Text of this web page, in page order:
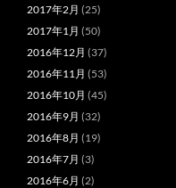
2017年2月 (25)
2017年1月 (50)
2016年12月 (37)
2016年11月 (53)
2016年10月 (45)
2016年9月 (32)
2016年8月 (19)
2016年7月 (3)
2016年6月 (2)